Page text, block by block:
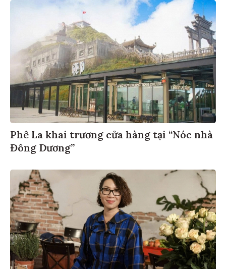
Phê La khai trương cửa hàng tại “Nóc nhà
Đông Dương”